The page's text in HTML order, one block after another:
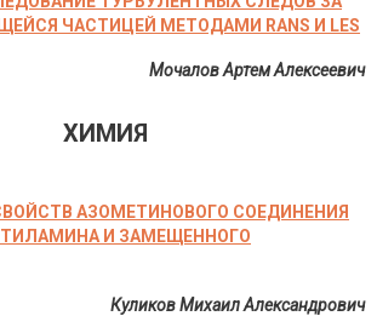
ЧАСТИЦЕЙ МЕТОДАМИ RANS И LES
Мочалов Артем Алексеевич
ХИМИЯ
АЗОМЕТИНОВОГО СОЕДИНЕНИЯ
И ЗАМЕЩЕННОГО
Куликов Михаил Александрович